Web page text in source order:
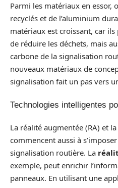
Parmi les matériaux en essor,
recyclés et de l’aluminium
matériaux est croissant, car
de réduire les déchets, mais
carbone de la signalisation
nouveaux matériaux de
signalisation fait un pas vers
Technologies intelligentes
La réalité augmentée (RA) et
commencent aussi à
signalisation routière. La
exemple, peut enrichir
panneaux. En utilisant une